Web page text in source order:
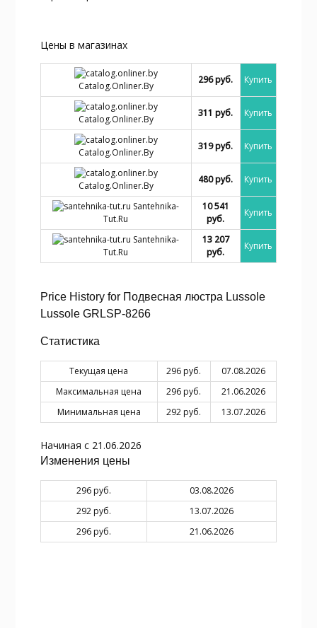
Цены в магазинах
Catalog.onliner.by
296 руб. Купить
Catalog.onliner.by
311 руб. Купить
Catalog.onliner.by
319 руб. Купить
Catalog.onliner.by
480 руб. Купить
Santehnika-
Tut.ru
10 541
руб.
Купить
Santehnika-
Tut.ru
13 207
руб.
Купить
Price History for Подвесная люстра Lussole
Lussole GRLSP-8266
Статистика
Текущая цена 296 руб.
07.08.2026
Максимальная цена
296 руб.
21.06.2026
Минимальная цена
292 руб. 13.07.2026
Начиная с 21.06.2026
Изменения цены
296 руб.
03.08.2026
292 руб.
13.07.2026
296 руб.
21.06.2026